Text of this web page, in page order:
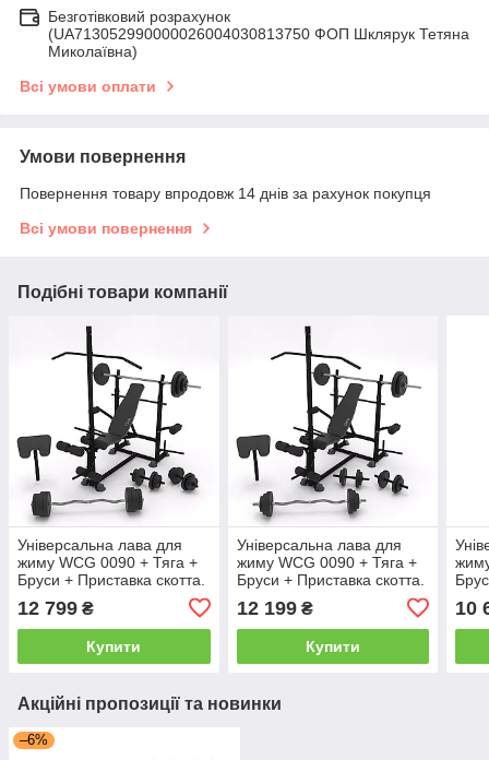
Безготівковий розрахунок
(UA713052990000026004030813750 ФОП Шклярук Тетяна
Миколаївна)
Всі умови оплати
Умови повернення
Повернення товару впродовж 14 днів за рахунок покупця
Всі умови повернення
Подібні товари компанії
Універсальна лава для
жиму WCG 0090 + Тяга +
Бруси + Приставка скотта.
Набір HARD штанга 98 кг
12 799 ₴
Купити
Універсальна лава для
жиму WCG 0090 + Тяга +
Бруси + Приставка скотта.
Набір HARD штанга 80 кг
12 199₴
Купити
10
Акційні пропозиції та новинки
–6%